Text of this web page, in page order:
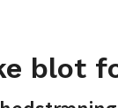
blot